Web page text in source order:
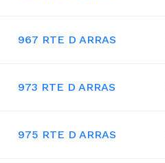
967 RTE D ARRAS
973 RTE D ARRAS
975 RTE D ARRAS